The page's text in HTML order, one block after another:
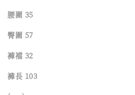
腰圍 35
臀圍 57
褲襠 32
褲長 103